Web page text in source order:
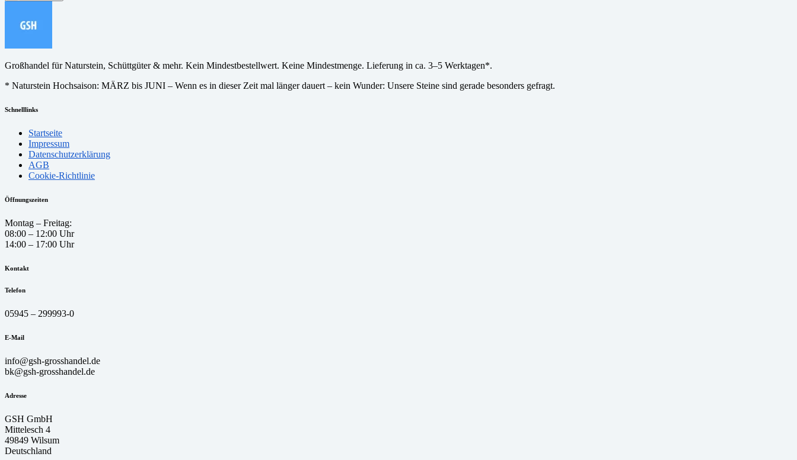
Großhandel für Naturstein, Schüttgüter & mehr. Kein Mindestbestellwert. Keine Mindestmenge. Lieferung in ca. 3–5 Werktagen*.
* Naturstein Hochsaison: MÄRZ bis JUNI – Wenn es in dieser Zeit mal länger dauert – kein Wunder: Unsere Steine sind gerade besonders gefragt.
Schnelllinks
Startseite
Impressum
Datenschutzerklärung
AGB
Cookie-Richtlinie
Öffnungszeiten
Montag – Freitag:
08:00 – 12:00 Uhr
14:00 – 17:00 Uhr
Kontakt
Telefon
05945 – 299993-0
E-Mail
info@gsh-grosshandel.de
bk@gsh-grosshandel.de
Adresse
GSH GmbH
Mittelesch 4
49849 Wilsum
Deutschland